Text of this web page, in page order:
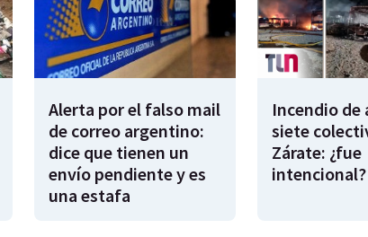
Alerta por el falso mail
de correo argentino:
dice que tienen un
envío pendiente y es
una estafa
Incendio de
siete
Zárate: ¿fue
intencional?